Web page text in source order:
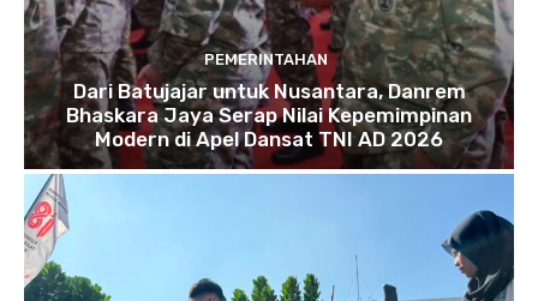
PEMERINTAHAN
Dari Batujajar untuk Nusantara, Danrem
Bhaskara Jaya Serap Nilai Kepemimpinan
Modern di Apel Dansat TNI AD 2026